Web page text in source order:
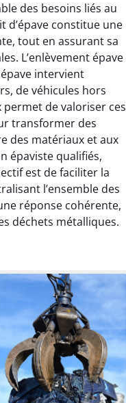
des besoins liés au
d’épave constitue une
tout en assurant sa
L’enlèvement épave
intervient
de véhicules hors
permet de valoriser ces
transformer des
des matériaux et aux
épaviste qualifiés,
est de faciliter la
l’ensemble des
réponse cohérente,
déchets métalliques.
Jérôme Meunier
21 octobre 2024
de recyclage efficace
écologique. Enlèvement
rapide de ma vieille
chaudière et démarche
transparente. Je
recommande !